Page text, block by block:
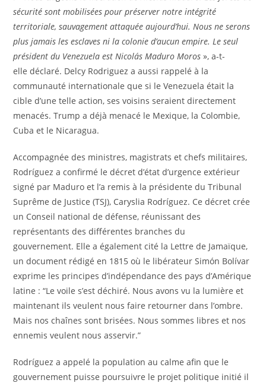
sécurité sont mobilisées pour préserver notre intégrité
territoriale, sauvagement attaquée aujourd’hui. Nous ne serons
plus jamais les esclaves ni la colonie d’aucun empire. Le seul
président du Venezuela est Nicolás Maduro Moros », a-t-
elle déclaré. Delcy Rodriguez a aussi rappelé à la
communauté internationale que si le Venezuela était la
cible d’une telle action, ses voisins seraient directement
menacés. Trump a déjà menacé le Mexique, la Colombie,
Cuba et le Nicaragua.
Accompagnée des ministres, magistrats et chefs militaires,
Rodríguez a confirmé le décret d’état d’urgence extérieur
signé par Maduro et l’a remis à la présidente du Tribunal
Suprême de Justice (TSJ), Caryslia Rodríguez. Ce décret crée
un Conseil national de défense, réunissant des
représentants des différentes branches du
gouvernement. Elle a également cité la Lettre de Jamaïque,
un document rédigé en 1815 où le libérateur Simón Bolívar
exprime les principes d’indépendance des pays d’Amérique
latine : “Le voile s’est déchiré. Nous avons vu la lumière et
maintenant ils veulent nous faire retourner dans l’ombre.
Mais nos chaînes sont brisées. Nous sommes libres et nos
ennemis veulent nous asservir.”
Rodríguez a appelé la population au calme afin que le
gouvernement puisse poursuivre le projet politique initié il